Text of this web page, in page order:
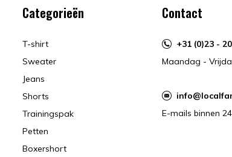
Categorieën
T-shirt
Sweater
Jeans
Shorts
Trainingspak
Petten
Boxershort
Contact
+31 (0)23 -
Maandag -
E-mails binnen